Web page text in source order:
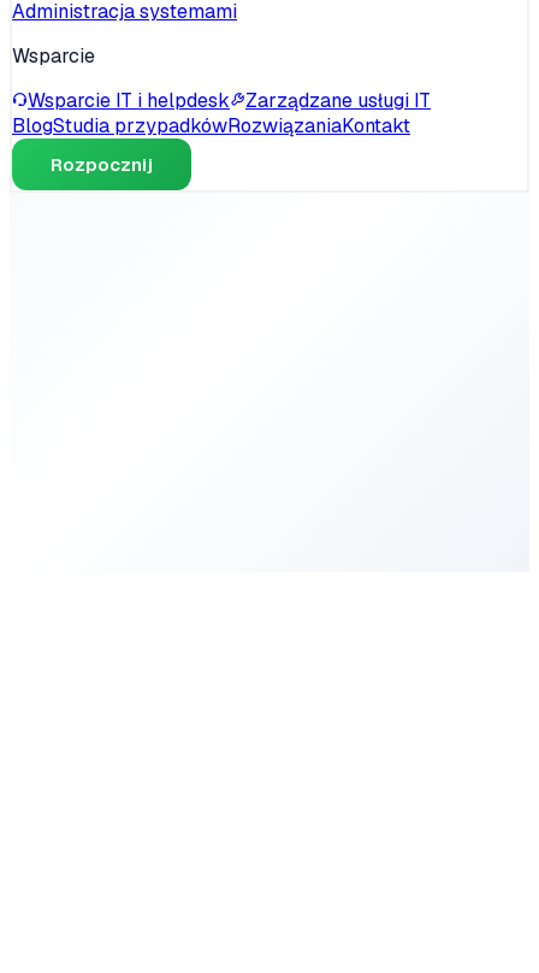
Administracja systemami
Wsparcie
Wsparcie IT i helpdesk
Zarządzane usługi IT
BlogStudia przypadkówRozwiązaniaKontakt
Rozpocznij